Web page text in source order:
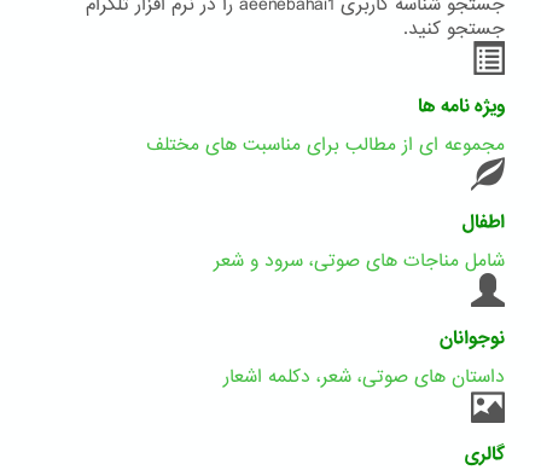
جستجو کنید.
ویژه نامه ها
مجموعه ای از مطالب برای مناسبت های مختلف
اطفال
شامل مناجات های صوتی، سرود و شعر
نوجوانان
داستان های صوتی، شعر، دکلمه اشعار
گالری